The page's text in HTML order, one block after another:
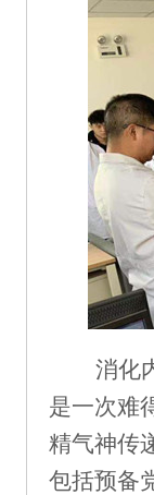
消化
是一次难
精气神传
包括预备